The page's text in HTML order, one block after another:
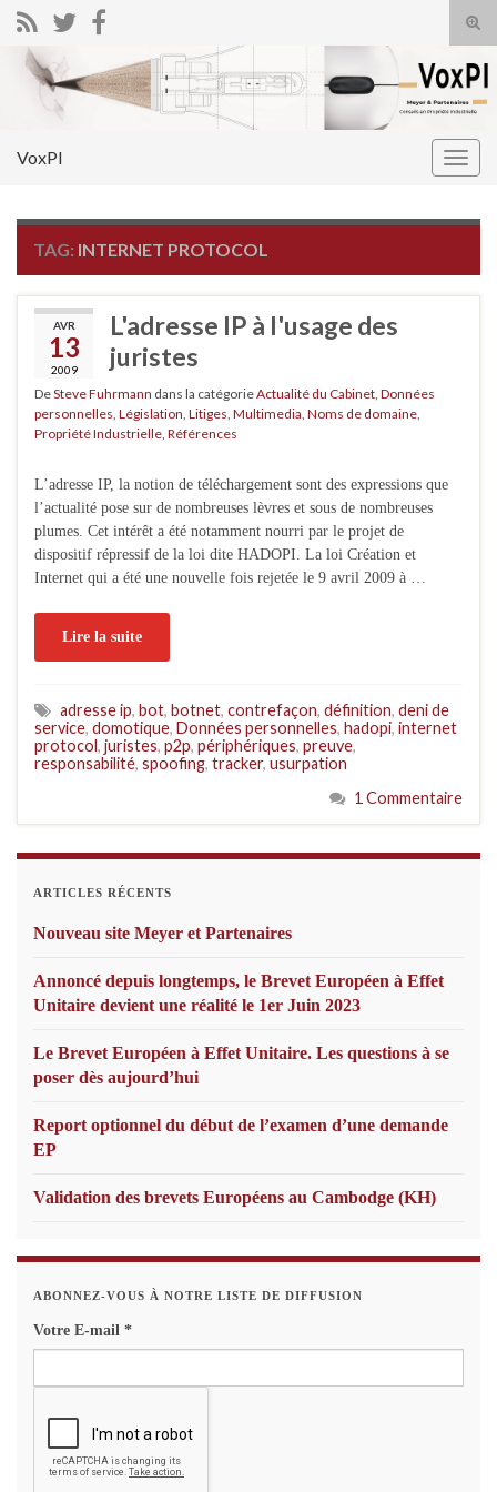
Search for:
VoxPI
TAG: INTERNET PROTOCOL
AVR
13
2009
L'adresse IP à l'usage des
juristes
DeSteve Fuhrmann dans la catégorieActualité du Cabinet Données
personnelles Législation Litiges Multimedia Noms de domaine
Propriété Industrielle Références
L’adresse IP, la notion de téléchargement sont des expressions que
l’actualité pose sur de nombreuses lèvres et sous de nombreuses
plumes. Cet intérêt a été notamment nourri par le projet de
dispositif répressif de la loi dite HADOPI. La loi Création et
Internet qui a été une nouvelle fois rejetée le 9 avril 2009 à …
Lire la suite
adresse ip, bot, botnet, contrefaçon, définition, deni de
service, domotique, Données personnelles, hadopi, internet
protocol, juristes, p2p, périphériques, preuve,
responsabilité, spoofing, tracker, usurpation
1 Commentaire
ARTICLES RÉCENTS
Nouveau site Meyer et Partenaires
Annoncé depuis longtemps, le Brevet Européen à Effet
Unitaire devient une réalité le 1er Juin 2023
Le Brevet Européen à Effet Unitaire. Les questions à se
poser dès aujourd’hui
Report optionnel du début de l’examen d’une demande
EP
Validation des brevets Européens au Cambodge (KH)
ABONNEZ-VOUS À NOTRE LISTE DE DIFFUSION
Votre E-mail *